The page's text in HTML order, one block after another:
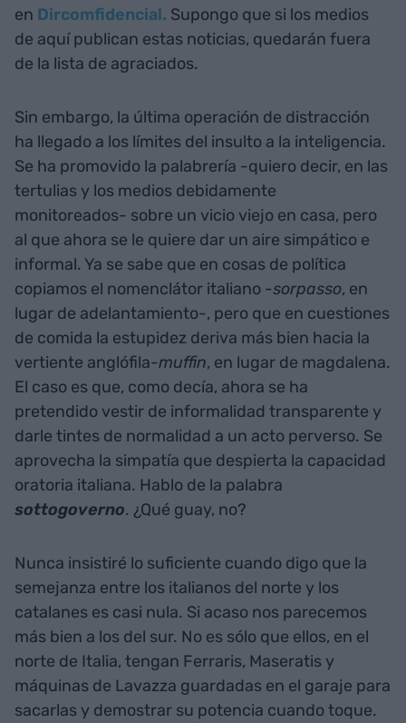
en Dircomfidencial. Supongo que si los medios
de aquí publican estas noticias, quedarán fuera
de la lista de agraciados.
Sin embargo, la última operación de distracción
ha llegado a los límites del insulto a la inteligencia.
Se ha promovido la palabrería -quiero decir, en las
tertulias y los medios debidamente
monitoreados- sobre un vicio viejo en casa, pero
al que ahora se le quiere dar un aire simpático e
informal. Ya se sabe que en cosas de política
copiamos el nomenclátor italiano -sorpasso, en
lugar de adelantamiento-, pero que en cuestiones
de comida la estupidez deriva más bien hacia la
vertiente anglófila-muffin, en lugar de magdalena.
El caso es que, como decía, ahora se ha
pretendido vestir de informalidad transparente y
darle tintes de normalidad a un acto perverso. Se
aprovecha la simpatía que despierta la capacidad
oratoria italiana. Hablo de la palabra
sottogoverno. ¿Qué guay, no?
Nunca insistiré lo suficiente cuando digo que la
semejanza entre los italianos del norte y los
catalanes es casi nula. Si acaso nos parecemos
más bien a los del sur. No es sólo que ellos, en el
norte de Italia, tengan Ferraris, Maseratis y
máquinas de Lavazza guardadas en el garaje para
sacarlas y demostrar su potencia cuando toque.